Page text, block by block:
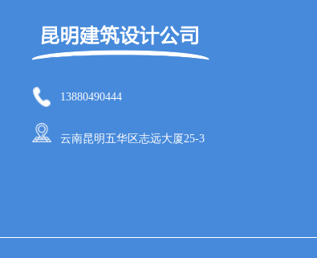
13880490444
云南昆明五华区志远大厦25-3